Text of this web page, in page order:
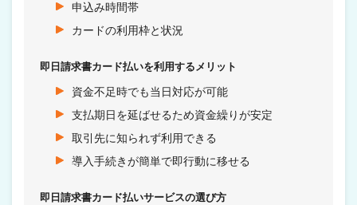
申込み時間帯
カードの利用枠と状況
即日請求書カード払いを利用するメリット
資金不足時でも当日対応が可能
支払期日を延ばせるため資金繰りが安定
取引先に知られず利用できる
導入手続きが簡単で即行動に移せる
即日請求書カード払いサービスの選び方